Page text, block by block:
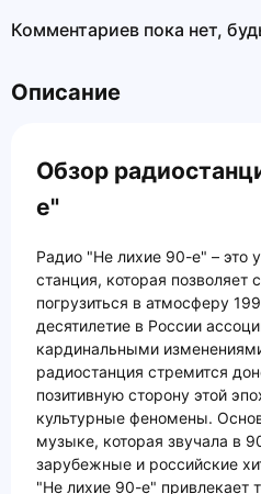
Комментариев пока нет,
Описание
Обзор
е"
Радио "Не лихие 90-е" – это
станция, которая позволяет
погрузиться в атмосферу
десятилетие в России
кардинальными
радиостанция стремится
позитивную сторону этой
культурные феномены.
музыке, которая звучала в
зарубежные и российские
"Не лихие 90-е" привлекает